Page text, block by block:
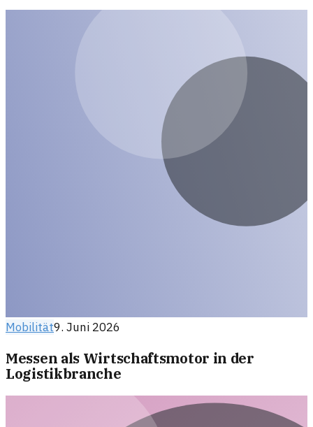
Mobilität9. Juni 2026
Messen als Wirtschaftsmotor in der
Logistikbranche